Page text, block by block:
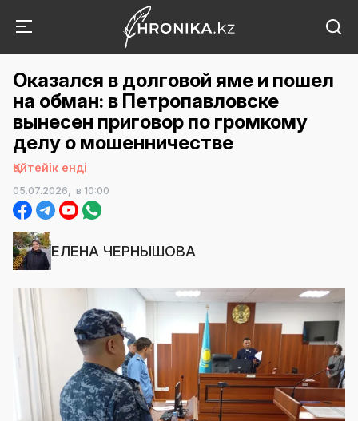
Оказался в долговой яме и пошел
на обман: в Петропавловске
вынесен приговор по громкому
делу о мошенничестве
Қайтейік енді
05.07.2026, в 10:00
ЕЛЕНА ЧЕРНЫШОВА